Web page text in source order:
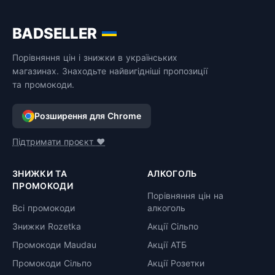
BADSELLER
Порівняння цін і знижки в українських
магазинах. Знаходьте найвигідніші пропозиції
та промокоди.
Розширення для Chrome
Підтримати проєкт ❤️
ЗНИЖКИ ТА
ПРОМОКОДИ
Всі промокоди
Знижки Rozetka
Промокоди Maudau
Промокоди Сільпо
АЛКОГОЛЬ
Порівняння цін на
алкоголь
Акції Сільпо
Акції АТБ
Акції Розетки